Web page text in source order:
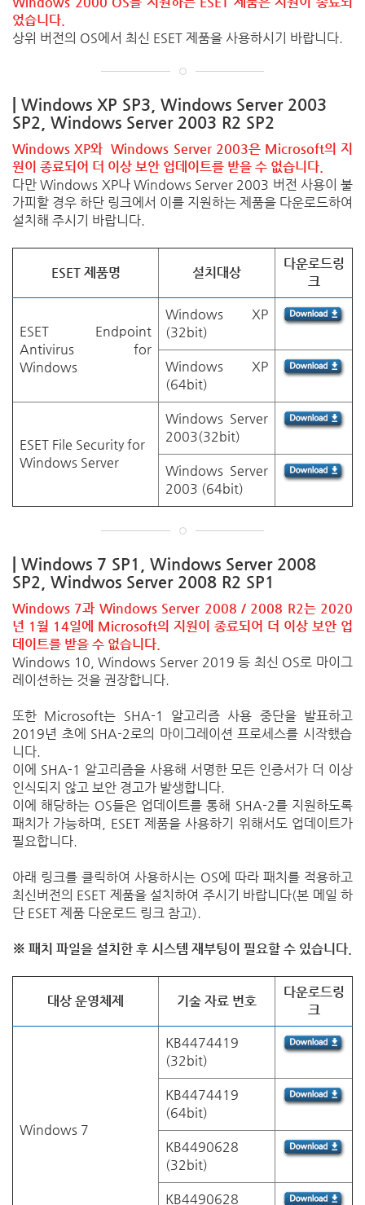
었습니다.
상위 버전의 OS에서 최신 ESET 제품을 사용하시기 바랍니다.
| Windows XP SP3, Windows Server 2003
SP2, Windows Server 2003 R2 SP2
Windows XP와 Windows Server 2003은 Microsoft의 지
원이 종료되어 더 이상 보안 업데이트를 받을 수 없습니다.
다만 Windows XP나 Windows Server 2003 버전 사용이 불
가피할 경우 하단 링크에서 이를 지원하는 제품을 다운로드하여
설치해 주시기 바랍니다.
ESET 제품명 설치대상
다운로드링
크
ESET Endpoint
Antivirus for
Windows
Windows XP
(32bit)
Windows XP
(64bit)
ESET File Security for
Windows Server
Windows Server
2003(32bit)
Windows Server
2003 (64bit)
Windows 7 SP1, Windows Server 2008
SP2, Windwos Server 2008 R2 SP1
Windows 7과 Windows Server 2008 / 2008 R2는 2020
년 1월 14일에 Microsoft의 지원이 종료되어 더 이상 보안 업
데이트를 받을 수 없습니다.
Windows 10, Windows Server 2019등 최신 OS로 마이그
레이션하는 것을 권장합니다.
또한 Microsoft는 SHA-1 알고리즘 사용 중단을 발표하고
2019년 초에 SHA-2로의 마이그레이션 프로세스를 시작했습
니다.
이에 SHA-1 알고리즘을 사용해 서명한 모든 인증서가 더 이상
인식되지 않고 보안 경고가 발생합니다.
이에 해당하는 OS들은 업데이트를 통해 SHA-2를 지원하도록
패치가 가능하며
, ESET제품을 사용하기 위해서도 업데이트가
필요합니다.
아래 링크를 클릭하여 사용하시는 OS에 따라 패치를 적용하고
최신버전의 ESET 제품을 설치하여 주시기 바랍니다(본 메일 하
단 ESET 제품 다운로드 링크 참고).
※ 패치 파일을 설치한 후 시스템 재부팅이 필요할 수 있습니다
대상 운영체제 기술 자료 번호
다운로드링
크
Windows 7
KB4474419
(32bit)
KB4474419
(64bit)
KB4490628
(32bit)
KB4490628